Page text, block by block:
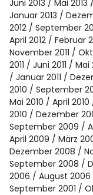
Juni 2013
Mai 2013
Januar 2013
2012
September
April 2012
Februar
November 2011
2011
Juni 2011 Mai
Januar 2011
2010
September
Mai 2010
April 2010
2010
Dezember
September 2009
April 2009
März
Dezember 2008
September 2008
2006
August 2006
September 2001